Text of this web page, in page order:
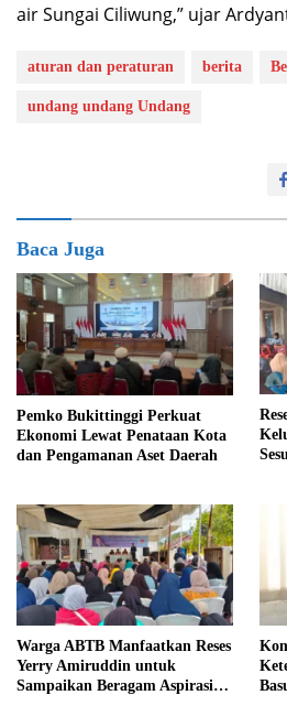
air Sungai Ciliwung,” ujar
aturan dan peraturan berita
undang undang Undang
Baca Juga
Pemko Bukittinggi Perkuat
Ekonomi Lewat Penataan Kota
dan Pengamanan Aset Daerah
Warga ABTB Manfaatkan Reses
Yerry Amiruddin untuk
Sampaikan Beragam Aspirasi